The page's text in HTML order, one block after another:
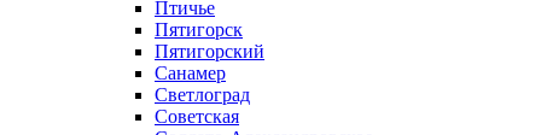
Птичье
Пятигорск
Пятигорский
Санамер
Светлоград
Советская